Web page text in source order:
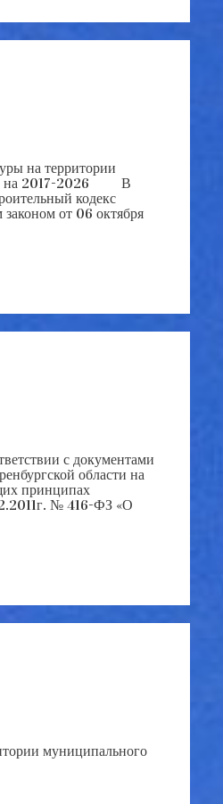
на территории
на 2017-2026 В
кодекс
от 06 октября
с документами
области на
принципах
№ 416-ФЗ «О
муниципального
Скачать